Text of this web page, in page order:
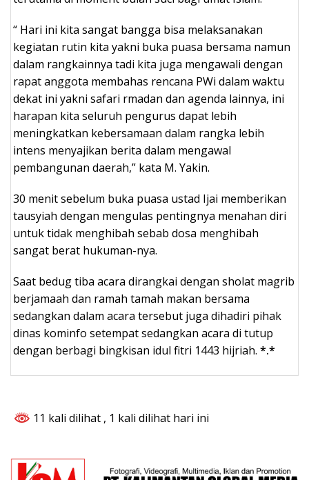
“ Hari ini kita sangat bangga bisa melaksanakan
kegiatan rutin kita yakni buka puasa bersama namun
dalam rangkainnya tadi kita juga mengawali dengan
rapat anggota membahas rencana PWi dalam waktu
dekat ini yakni safari rmadan dan agenda lainnya, ini
harapan kita seluruh pengurus dapat lebih
meningkatkan kebersamaan dalam rangka lebih
intens menyajikan berita dalam mengawal
pembangunan daerah,” kata M. Yakin.
30 menit sebelum buka puasa ustad Ijai memberikan
tausyiah dengan mengulas pentingnya menahan diri
untuk tidak menghibah sebab dosa menghibah
sangat berat hukuman-nya.
Saat bedug tiba acara dirangkai dengan sholat magrib
berjamaah dan ramah tamah makan bersama
sedangkan dalam acara tersebut juga dihadiri pihak
dinas kominfo setempat sedangkan acara di tutup
dengan berbagi bingkisan idul fitri 1443 hijriah. *.*
11 kali dilihat , 1 kali dilihat hari ini